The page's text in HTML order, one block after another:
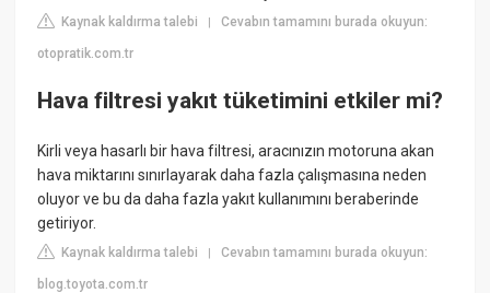
Kaynak kaldırma talebi |Cevabın tamamını burada okuyun:
otopratik.com.tr
Hava filtresi yakıt tüketimini etkiler mi?
Kirli veya hasarlı bir hava filtresi, aracınızın motoruna akan
hava miktarını sınırlayarak daha fazla çalışmasına neden
oluyor ve bu da daha fazla yakıt kullanımını beraberinde
getiriyor.
Kaynak kaldırma talebi |Cevabın tamamını burada okuyun:
blog.toyota.com.tr